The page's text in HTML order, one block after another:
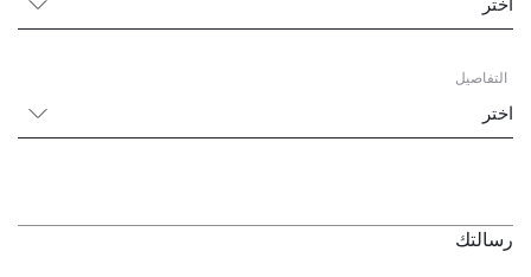
التفاصيل
رسالتك